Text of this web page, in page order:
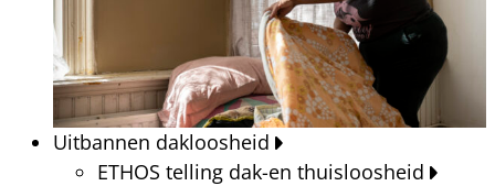
Uitbannen dakloosheid
ETHOS telling dak-en thuisloosheid